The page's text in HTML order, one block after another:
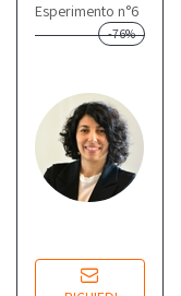
Esperimento n°6
-76%